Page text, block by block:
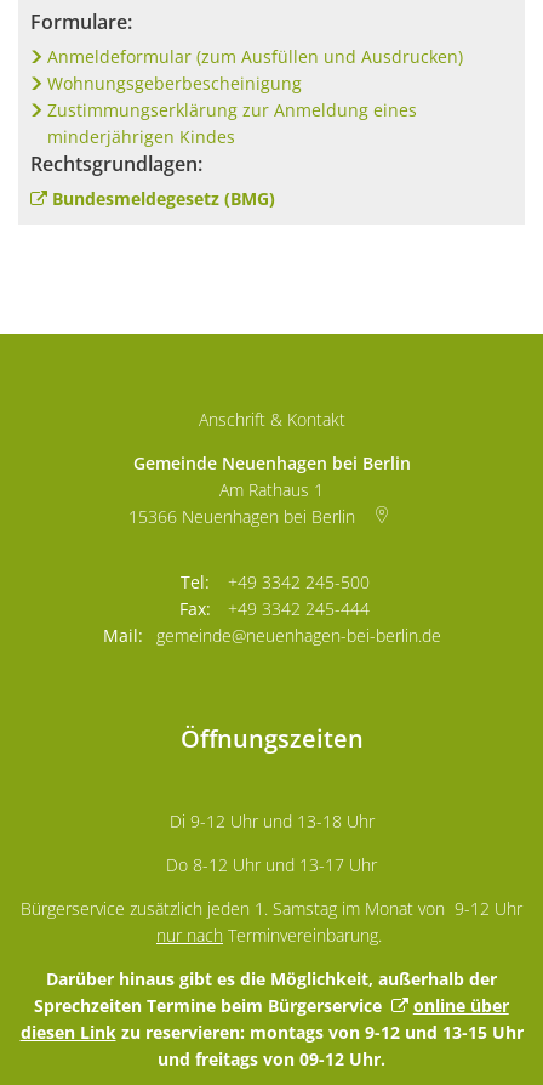
Formulare:
Anmeldeformular (zum Ausfüllen und Ausdrucken)
Wohnungsgeberbescheinigung
Zustimmungserklärung zur Anmeldung eines
minderjährigen Kindes
Rechtsgrundlagen:
Bundesmeldegesetz (BMG)
Anschrift & Kontakt
Gemeinde Neuenhagen bei Berlin
Am Rathaus 1
15366 Neuenhagen bei Berlin
+49 3342 245-500
+49 3342 245-444
gemeinde@neuenhagen-bei-berlin.de
Öffnungszeiten
Di 9-12 Uhr und 13-18 Uhr
Do 8-12 Uhr und 13-17 Uhr
Bürgerservice zusätzlich jeden 1. Samstag im Monat von 9-12 Uhr
nur nach Terminvereinbarung.
Darüber hinaus gibt es die Möglichkeit, außerhalb der
Sprechzeiten Termine beim Bürgerservice
online über
diesen Link zu reservieren: montags von 9-12 und 13-15 Uhr
und freitags von 09-12 Uhr.